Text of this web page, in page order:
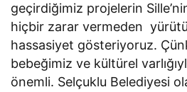
geçirdiğimiz projelerin
hiçbir zarar vermeden
hassasiyet gösteriyoruz.
bebeğimiz ve kültürel
önemli. Selçuklu Belediyesi